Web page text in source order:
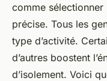
comme
précise. Tous les
type d’activité.
d’autres boostent
d’isolement. Voici